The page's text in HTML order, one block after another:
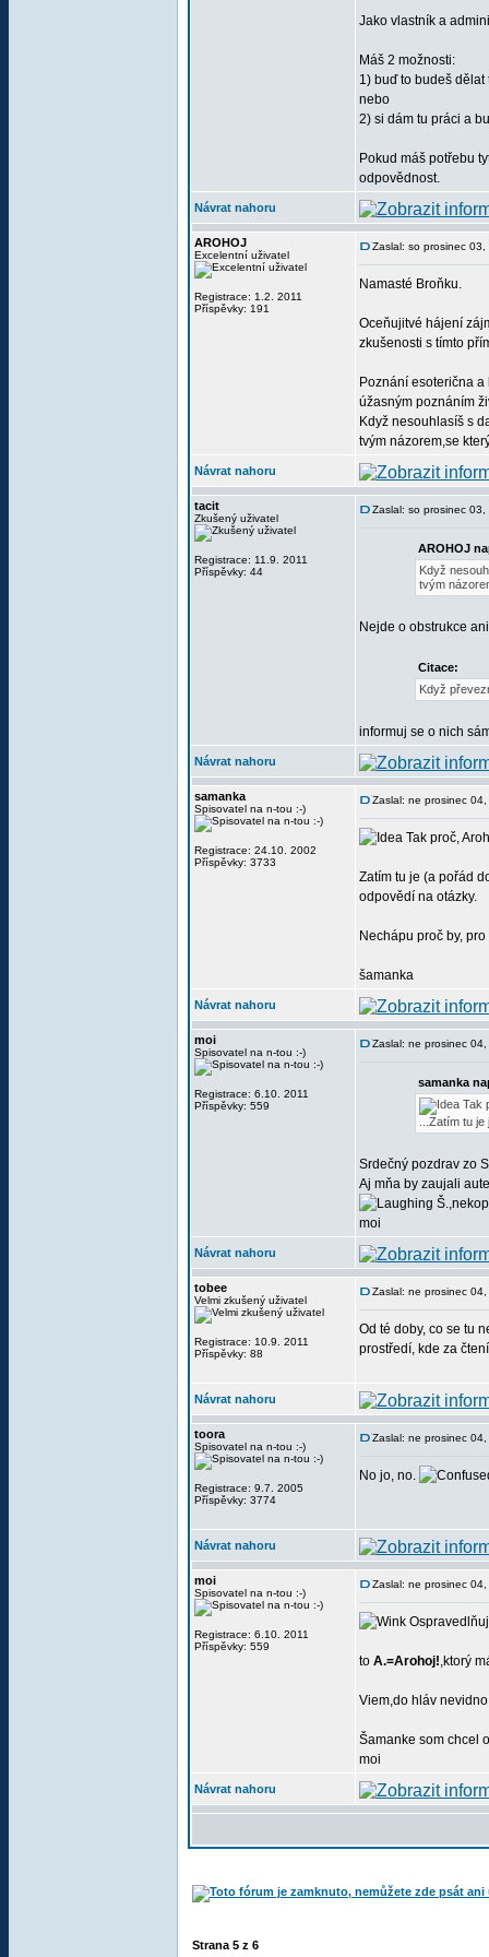
Jako vlastník a
Máš 2 možnosti:
1) buď to budeš dělat
nebo
2) si dám tu práci a
Pokud máš potřebu
odpovědnost.
Návrat nahoru
AROHOJ
Excelentní uživatel
Registrace: 1.2. 2011
Příspěvky: 191
Zaslal: so prosinec
Namasté Broňku.
Oceňujitvé hájení
zkušenosti s tímto
Poznání esoterična
úžasným poznáním
Když nesouhlasíš s
tvým názorem,se
Návrat nahoru
tacit
Zkušený uživatel
Registrace: 11.9. 2011
Příspěvky: 44
Zaslal: so prosinec 03,
AROHOJ
Když
tvým
Nejde o obstrukce
Citace:
Když
informuj se o nich
Návrat nahoru
samanka
Spisovatel na n-tou :-)
Registrace: 24.10. 2002
Příspěvky: 3733
Zaslal: ne prosinec
Tak proč,
Zatím tu je (a pořád
odpovědí na otázky.
Nechápu proč by,
šamanka
Návrat nahoru
moi
Spisovatel na n-tou :-)
Registrace: 6.10. 2011
Příspěvky: 559
Zaslal: ne prosinec
samanka
Tak
...Zatím tu
Srdečný pozdrav zo
Aj mňa by zaujali
moi
Návrat nahoru
tobee
Velmi zkušený uživatel
Registrace: 10.9. 2011
Příspěvky: 88
Zaslal: ne prosinec
Od té doby, co se tu
prostředí, kde za
Návrat nahoru
toora
Spisovatel na n-tou :-)
Registrace: 9.7. 2005
Příspěvky: 3774
Zaslal: ne prosinec
No jo, no.
Návrat nahoru
moi
Spisovatel na n-tou :-)
Registrace: 6.10. 2011
Příspěvky: 559
Zaslal: ne prosinec
to A.=Arohoj!,ktorý
Viem,do hláv
Šamanke som chcel
moi
Návrat nahoru
Strana 5 z 6